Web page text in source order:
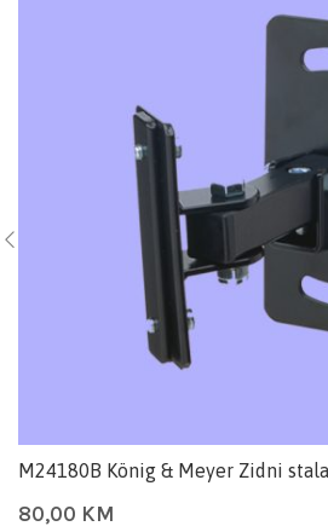
M24180B König & Meyer Zidni
80,00 KM